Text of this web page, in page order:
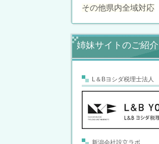
その他県内全域対応
姉妹サイトのご紹介
L＆Bヨシダ税理士法人
新潟会社設立ラボ